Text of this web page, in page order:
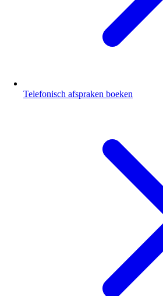
Telefonisch afspraken boeken